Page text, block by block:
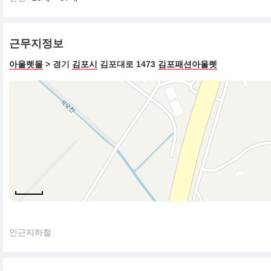
근무지정보
아울렛몰 > 경기 김포시 김포대로 1473 김포패션아울렛
인근지하철